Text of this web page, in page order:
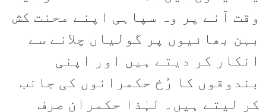
وقت آنے پر وہ سپاہی اپنے محنت کش
بہن بھائیوں پر گولیاں چلانے سے
انکار کر دیتے ہیں اور اپنی
بندوقوں کا رُخ حکمرانوں کی جانب
کر لیتے ہیں۔ لہٰذا حکمران صرف